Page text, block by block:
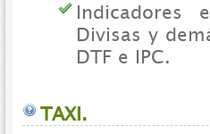
Indicadores
Divisas y
DTF e IPC.
TAXI.